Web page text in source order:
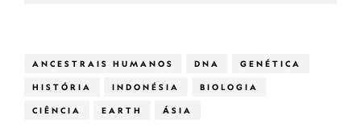
ANCESTRAIS HUMANOS DNA GENÉTICA
HISTÓRIA INDONÉSIA BIOLOGIA
CIÊNCIA EARTH ÁSIA